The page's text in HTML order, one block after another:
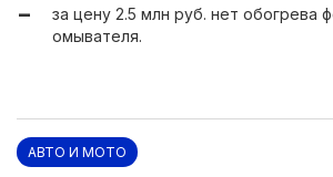
за цену 2.5 млн руб. нет обогрева
омывателя.
АВТО И МОТО